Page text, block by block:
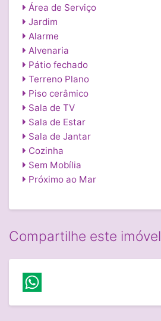
Área de Serviço
Jardim
Alarme
Alvenaria
Pátio fechado
Terreno Plano
Piso cerâmico
Sala de TV
Sala de Estar
Sala de Jantar
Cozinha
Sem Mobília
Próximo ao Mar
Compartilhe este imóvel